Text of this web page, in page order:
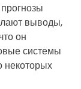
выводы,
он
системы
некоторых